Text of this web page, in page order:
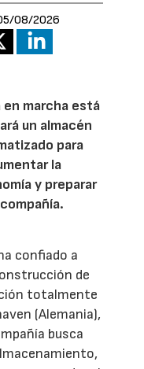
08/2026
marcha está
un almacén
para
la
y preparar
confiado a
de
totalmente
(Alemania),
busca